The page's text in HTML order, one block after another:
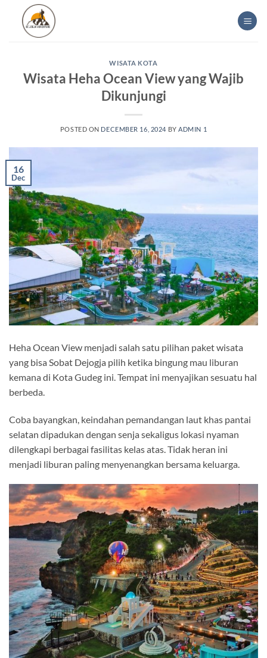
content
WISATA KOTA
Wisata Heha Ocean View yang Wajib
Dikunjungi
POSTED ON DECEMBER 16, 2024 BY ADMIN 1
16
Dec
Heha Ocean View menjadi salah satu pilihan paket wisata
yang bisa Sobat Dejogja pilih ketika bingung mau liburan
kemana di Kota Gudeg ini. Tempat ini menyajikan sesuatu hal
berbeda.
Coba bayangkan, keindahan pemandangan laut khas pantai
selatan dipadukan dengan senja sekaligus lokasi nyaman
dilengkapi berbagai fasilitas kelas atas. Tidak heran ini
menjadi liburan paling menyenangkan bersama keluarga.